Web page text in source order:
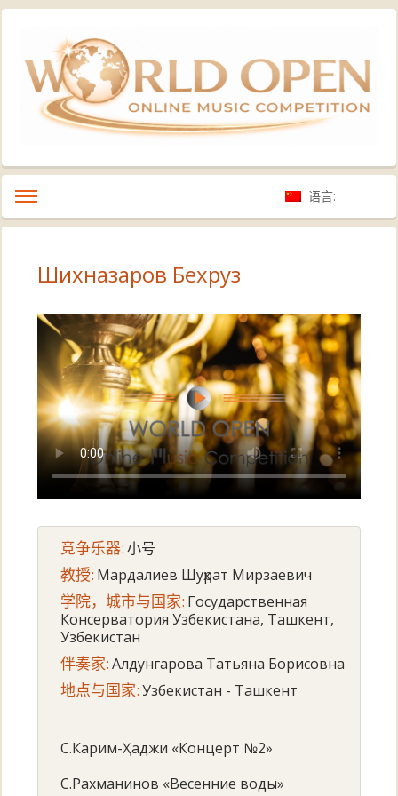
语言:
Шихназаров Бехруз
竞争乐器:小号
教授: Мардалиев Шуҳрат Мирзаевич
学院，城市与国家: Государственная
Консерватория Узбекистана, Ташкент,
Узбекистан
伴奏家:Алдунгарова Татьяна Борисовна
地点与国家:Узбекистан - Ташкент
С.Карим-Ҳаджи «Концерт №2»
С.Рахманинов «Весенние воды»